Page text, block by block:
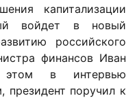
капитализации
войдет в новый
российского
финансов Иван
в интервью
президент поручил к